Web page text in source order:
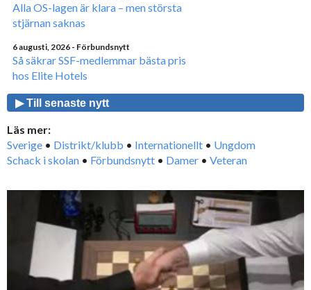
Alla OS-lagen är klara – men största
stjärnan saknas
6 augusti, 2026 - Förbundsnytt
Så säkrar SSF-medlemmar bästa pris
hos Elite Hotels
▶ Till senaste nytt
Läs mer:
Sverige • Distrikt/klubb • Internationellt • Ungdom
Schack i skolan • Förbundsnytt • Damer • Veteran